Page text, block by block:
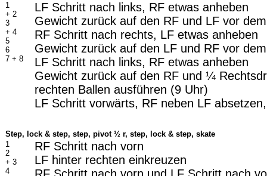
1
+ 2
3
+ 4
5
6
7 + 8
LF Schritt nach links, RF etwas anheben
Gewicht zurück auf den RF und LF vor
RF Schritt nach rechts, LF etwas anheben
Gewicht zurück auf den LF und RF vor
LF Schritt nach links, RF etwas anheben
Gewicht zurück auf den RF und ¼
rechten Ballen ausführen (9 Uhr)
LF Schritt vorwärts, RF neben LF
Step, lock & step, step, pivot ½ r, step, lock & step, skate
1
2
+ 3
4
RF Schritt nach vorn
LF hinter rechten einkreuzen